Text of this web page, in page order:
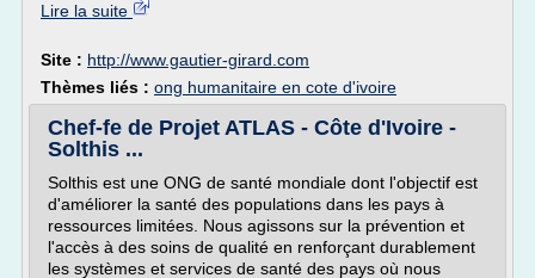
Lire la suite
Site : http://www.gautier-girard.com
Thèmes liés : ong humanitaire en cote d'ivoire
Chef-fe de Projet ATLAS - Côte d'Ivoire -
Solthis ...
Solthis est une ONG de santé mondiale dont l'objectif est
d'améliorer la santé des populations dans les pays à
ressources limitées. Nous agissons sur la prévention et
l'accès à des soins de qualité en renforçant durablement
les systèmes et services de santé des pays où nous